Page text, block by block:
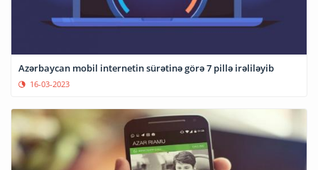
Azərbaycan mobil internetin sürətinə görə 7 pillə irəliləyib
16-03-2023